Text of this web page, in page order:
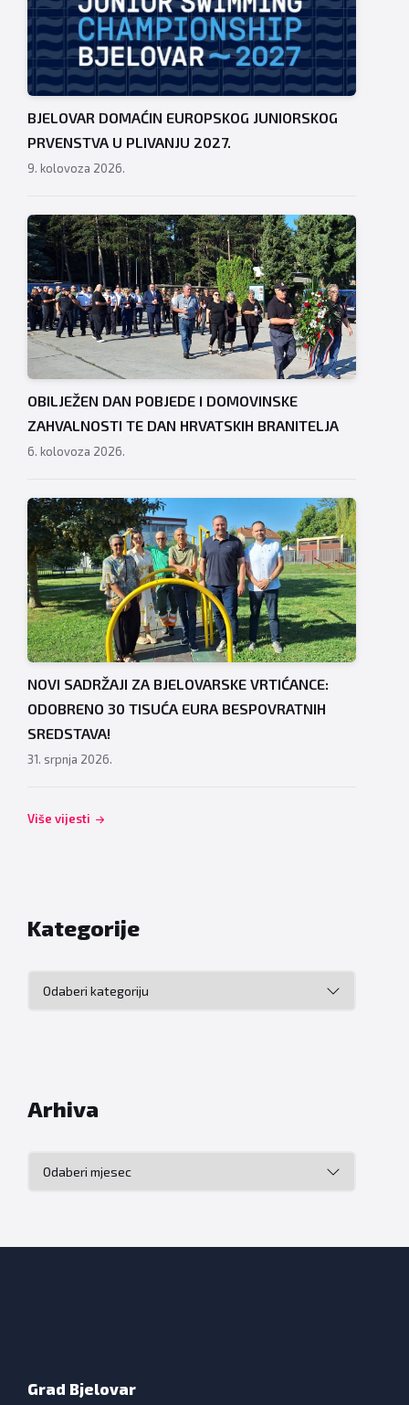
BJELOVAR DOMAĆIN EUROPSKOG JUNIORSKOG
PRVENSTVA U PLIVANJU 2027.
9. kolovoza 2026.
OBILJEŽEN DAN POBJEDE I DOMOVINSKE
ZAHVALNOSTI TE DAN HRVATSKIH BRANITELJA
6. kolovoza 2026.
NOVI SADRŽAJI ZA BJELOVARSKE VRTIĆANCE:
ODOBRENO 30 TISUĆA EURA BESPOVRATNIH
SREDSTAVA!
31. srpnja 2026.
Više vijesti
Kategorije
Arhiva
Grad Bjelovar